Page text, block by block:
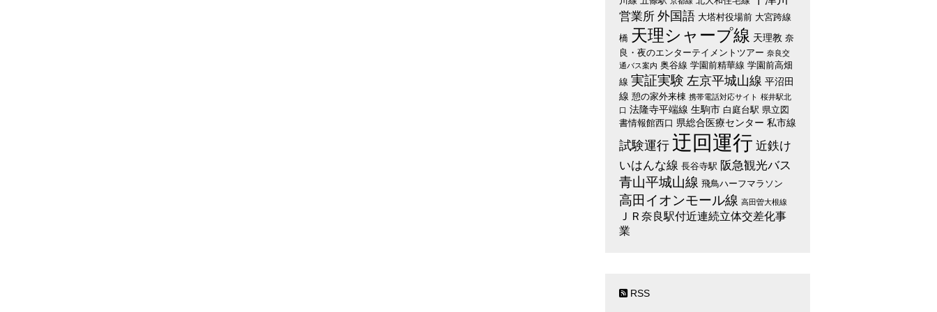
営業所 外国語 大塔村役場前 大宮跨線
橋 天理シャープ線 天理教 奈
良・夜のエンターテイメントツアー 奈良交
通バス案内 奥谷線 学園前精華線 学園前高畑
線 実証実験 左京平城山線 平沼田
線 憩の家外来棟 携帯電話対応サイト 桜井駅北
口 法隆寺平端線 生駒市 白庭台駅 県立図
書情報館西口 県総合医療センター 私市線
試験運行 迂回運行 近鉄け
いはんな線 長谷寺駅 阪急観光バス
青山平城山線 飛鳥ハーフマラソン
高田イオンモール線 高田曽大根線
ＪＲ奈良駅付近連続立体交差化事
業
RSS